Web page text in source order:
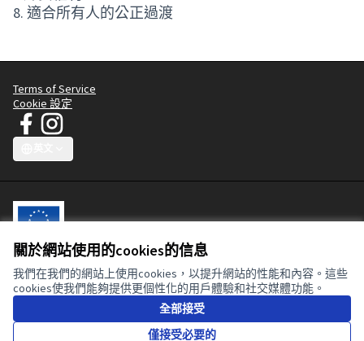
關於網站使用的cookies的信息
我們在我們的網站上使用cookies，以提升網站的性能和內容。這些
cookies使我們能夠提供更個性化的用戶體驗和社交媒體功能。
全部接受
僅接受必要的
8. 適合所有人的公正過渡
Terms of Service
Cookie 設定
JT 宣言 - 清潔服裝運動 在 Facebook
(外部鏈接)
JT 宣言 - 清潔服裝運動 在 Instagram
(外部鏈接)
這個參與式平臺由歐盟共同資助。本網站的內容由 Clean Clothes
Campaign 全權負責，絕不能被視為反映歐盟或歐盟委員會的觀點。